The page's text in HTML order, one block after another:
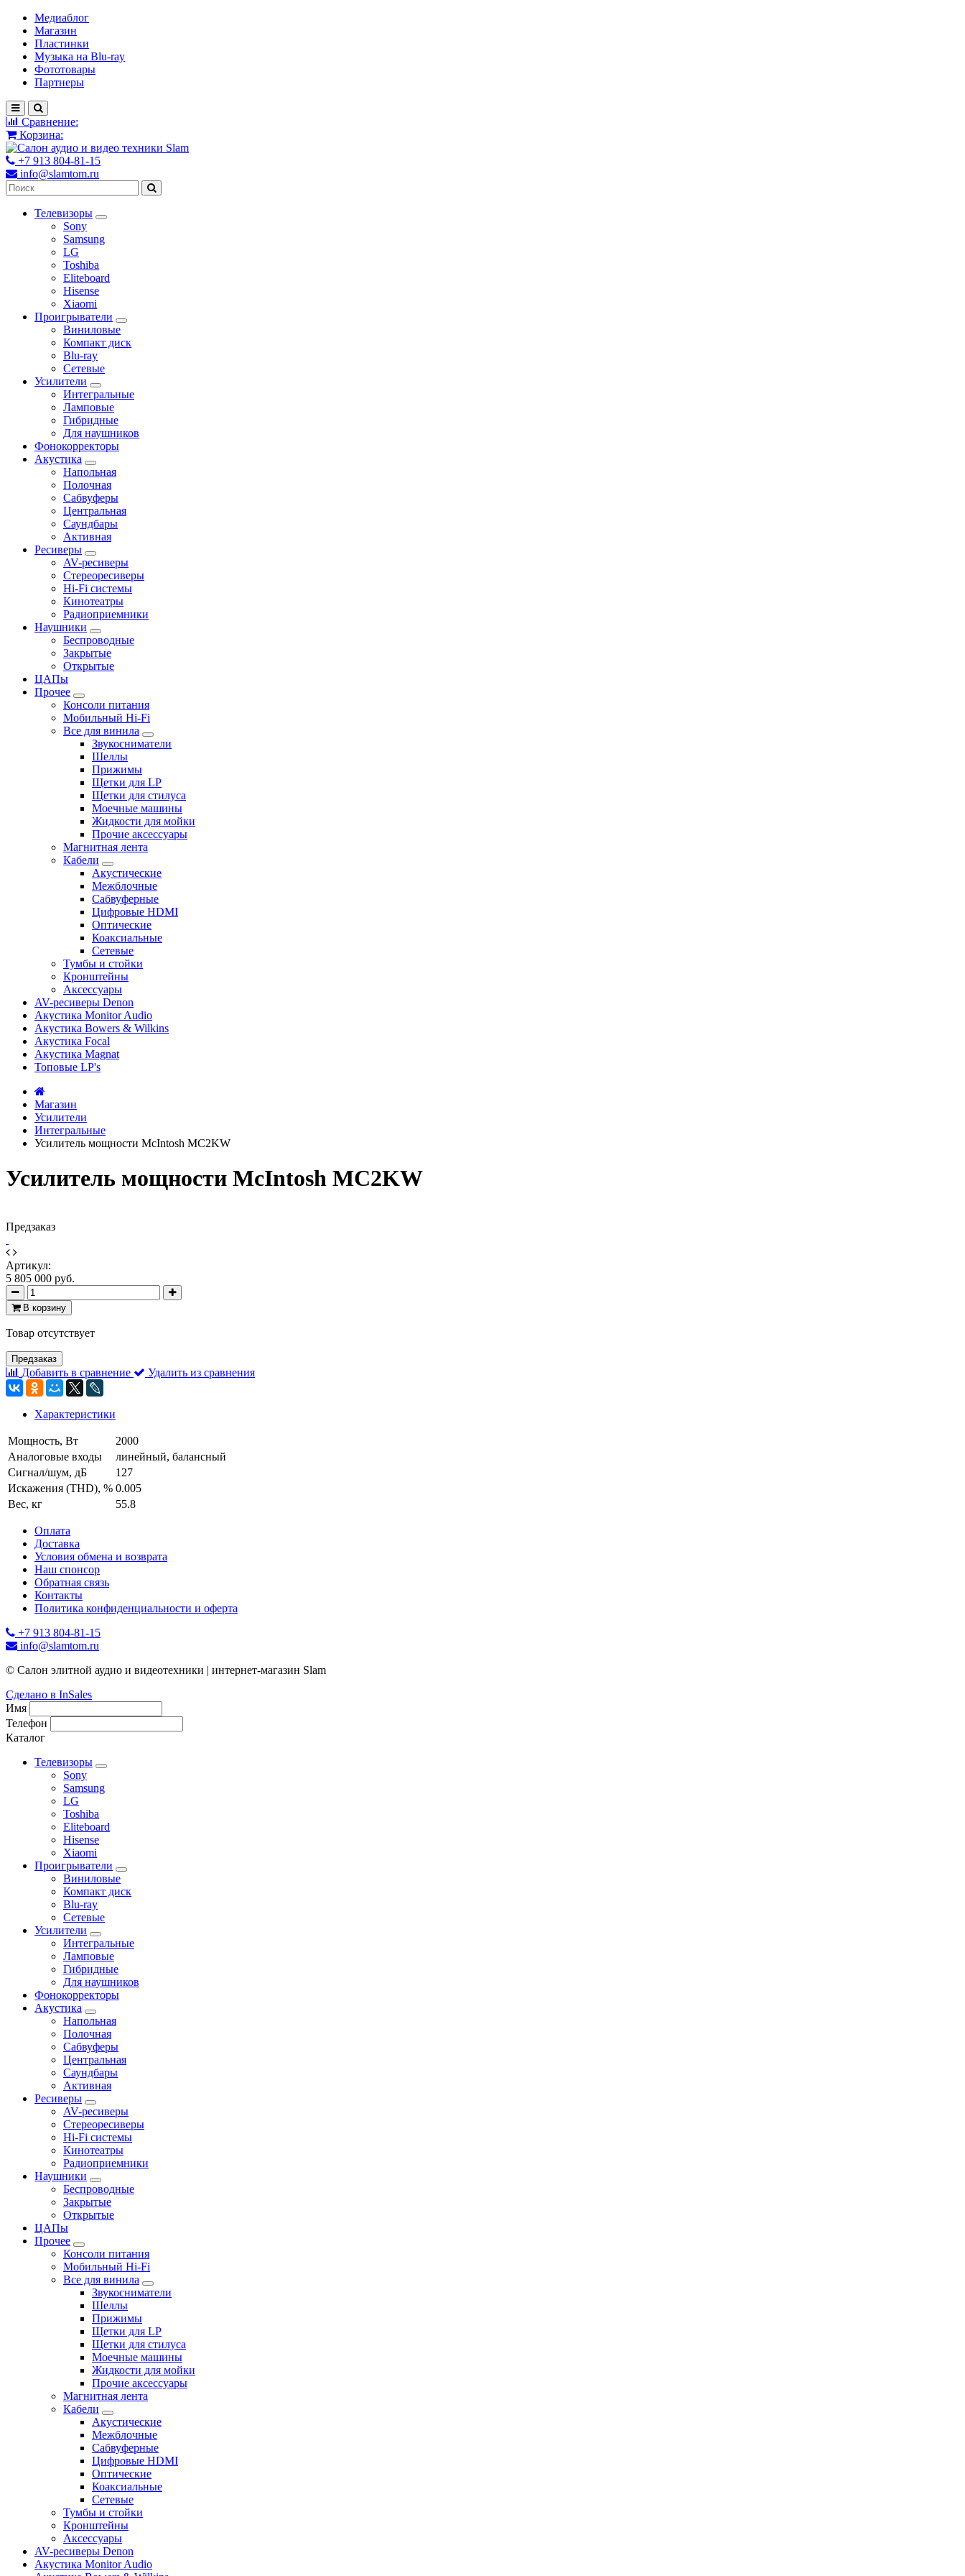
Медиаблог
Магазин
Пластинки
Музыка на Blu-ray
Фототовары
Партнеры
Сравнение:
Корзина:
+7 913 804-81-15
info@slamtom.ru
Телевизоры
Sony
Samsung
LG
Toshiba
Eliteboard
Hisense
Xiaomi
Проигрыватели
Виниловые
Компакт диск
Blu-ray
Сетевые
Усилители
Интегральные
Ламповые
Гибридные
Для наушников
Фонокорректоры
Акустика
Напольная
Полочная
Сабвуферы
Центральная
Саундбары
Активная
Ресиверы
AV-ресиверы
Стереоресиверы
Hi-Fi системы
Кинотеатры
Радиоприемники
Наушники
Беспроводные
Закрытые
Открытые
ЦАПы
Прочее
Консоли питания
Мобильный Hi-Fi
Все для винила
Звукосниматели
Шеллы
Прижимы
Щетки для LP
Щетки для стилуса
Моечные машины
Жидкости для мойки
Прочие аксессуары
Магнитная лента
Кабели
Акустические
Межблочные
Сабвуферные
Цифровые HDMI
Оптические
Коаксиальные
Сетевые
Тумбы и стойки
Кронштейны
Аксессуары
AV-ресиверы Denon
Акустика Monitor Audio
Акустика Bowers & Wilkins
Акустика Focal
Акустика Magnat
Топовые LP's
Магазин
Усилители
Интегральные
Усилитель мощности McIntosh MC2KW
Усилитель мощности McIntosh MC2KW
Предзаказ
Артикул:
5 805 000 руб.
В корзину
Товар отсутствует
Предзаказ
Добавить в сравнение Удалить из сравнения
Характеристики
Мощность, Вт
2000
Аналоговые входы
линейный, балансный
Сигнал/шум, дБ
127
Искажения (THD), % 0.005
Вес, кг
55.8
Оплата
Доставка
Условия обмена и возврата
Наш спонсор
Обратная связь
Контакты
Политика конфиденциальности и оферта
+7 913 804-81-15
info@slamtom.ru
© Салон элитной аудио и видеотехники | интернет-магазин Slam
Сделано в InSales
Имя
Телефон
Каталог
Телевизоры
Sony
Samsung
LG
Toshiba
Eliteboard
Hisense
Xiaomi
Проигрыватели
Виниловые
Компакт диск
Blu-ray
Сетевые
Усилители
Интегральные
Ламповые
Гибридные
Для наушников
Фонокорректоры
Акустика
Напольная
Полочная
Сабвуферы
Центральная
Саундбары
Активная
Ресиверы
AV-ресиверы
Стереоресиверы
Hi-Fi системы
Кинотеатры
Радиоприемники
Наушники
Беспроводные
Закрытые
Открытые
ЦАПы
Прочее
Консоли питания
Мобильный Hi-Fi
Все для винила
Звукосниматели
Шеллы
Прижимы
Щетки для LP
Щетки для стилуса
Моечные машины
Жидкости для мойки
Прочие аксессуары
Магнитная лента
Кабели
Акустические
Межблочные
Сабвуферные
Цифровые HDMI
Оптические
Коаксиальные
Сетевые
Тумбы и стойки
Кронштейны
Аксессуары
AV-ресиверы Denon
Акустика Monitor Audio